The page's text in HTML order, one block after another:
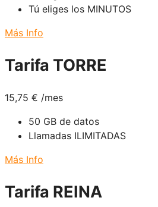
Tú eliges los MINUTOS
Más Info
Tarifa TORRE
15,75 € /mes
50 GB de datos
Llamadas ILIMITADAS
Más Info
Tarifa REINA